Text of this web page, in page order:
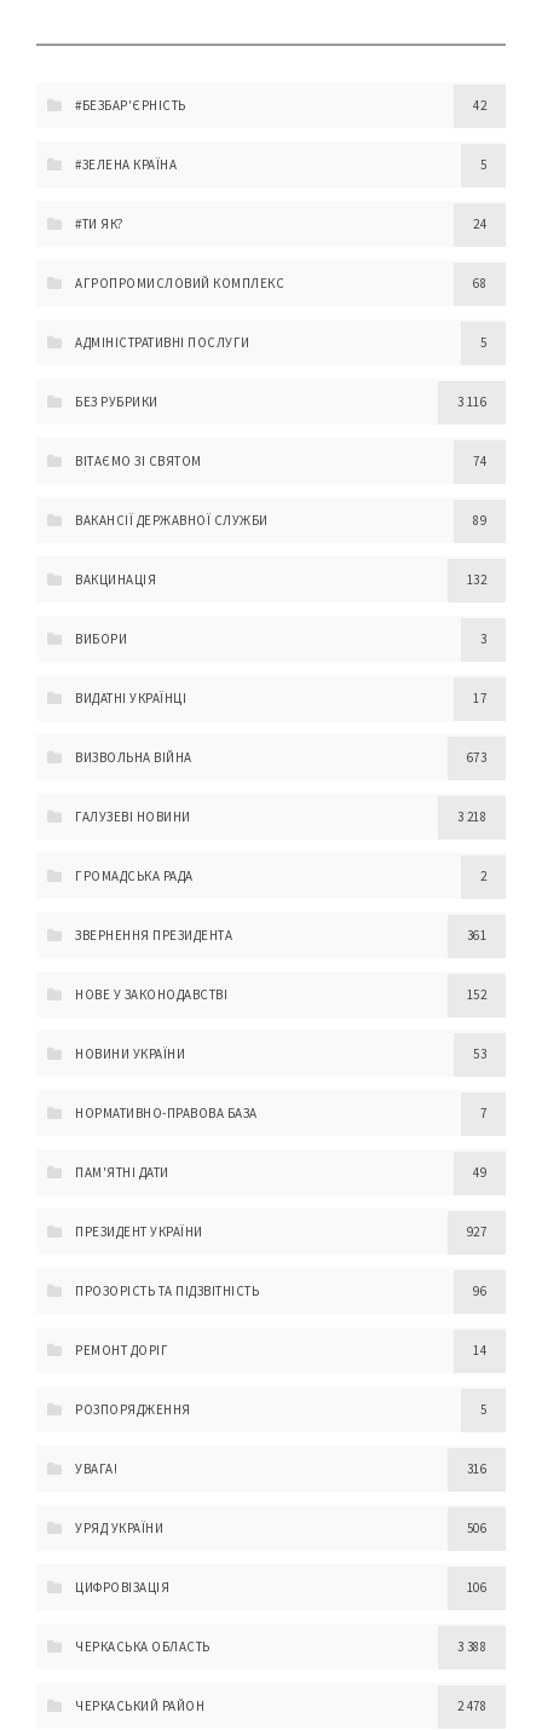
#БЕЗБАР'ЄРНІСТЬ 42
#ЗЕЛЕНА КРАЇНА 5
#ТИ ЯК? 24
АГРОПРОМИСЛОВИЙ КОМПЛЕКС 68
АДМІНІСТРАТИВНІ ПОСЛУГИ 5
БЕЗ РУБРИКИ 3 116
ВІТАЄМО ЗІ СВЯТОМ 74
ВАКАНСІЇ ДЕРЖАВНОЇ СЛУЖБИ 89
ВАКЦИНАЦІЯ 132
ВИБОРИ 3
ВИДАТНІ УКРАЇНЦІ 17
ВИЗВОЛЬНА ВІЙНА 673
ГАЛУЗЕВІ НОВИНИ 3 218
ГРОМАДСЬКА РАДА 2
ЗВЕРНЕННЯ ПРЕЗИДЕНТА 361
НОВЕ У ЗАКОНОДАВСТВІ 152
НОВИНИ УКРАЇНИ 53
НОРМАТИВНО-ПРАВОВА БАЗА 7
ПАМ'ЯТНІ ДАТИ 49
ПРЕЗИДЕНТ УКРАЇНИ 927
ПРОЗОРІСТЬ ТА ПІДЗВІТНІСТЬ 96
РЕМОНТ ДОРІГ 14
РОЗПОРЯДЖЕННЯ 5
УВАГА! 316
УРЯД УКРАЇНИ 506
ЦИФРОВІЗАЦІЯ 106
ЧЕРКАСЬКА ОБЛАСТЬ 3 388
ЧЕРКАСЬКИЙ РАЙОН 2 478